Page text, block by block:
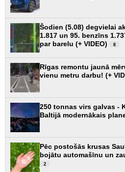
Šodien (5.08) degvielai
1.817 un 95. benzīns
par barelu (+ VIDEO)
8
Rīgas remontu jaunā
vienu metru darbu! (+
250 tonnas virs galvas -
Baltijā modernākais
Pēc postošās krusas
bojātu automašīnu un
2